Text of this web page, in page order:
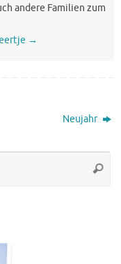
andere Familien zum
→
Neujahr